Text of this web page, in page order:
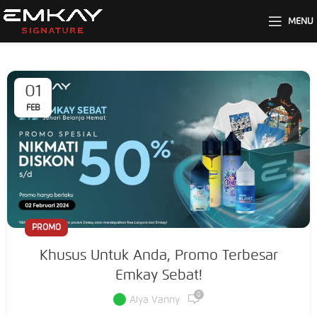
MENU
01
FEB
PROMO
Khusus Untuk Anda, Promo Terbesar
Emkay Sebat!
Alya Vanny 0